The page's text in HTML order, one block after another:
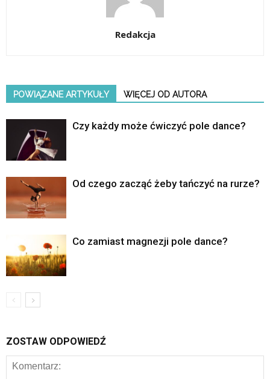
Redakcja
POWIĄZANE ARTYKUŁY WIĘCEJ OD AUTORA
Czy każdy może ćwiczyć pole dance?
Od czego zacząć żeby tańczyć na rurze?
Co zamiast magnezji pole dance?
ZOSTAW ODPOWIEDŹ